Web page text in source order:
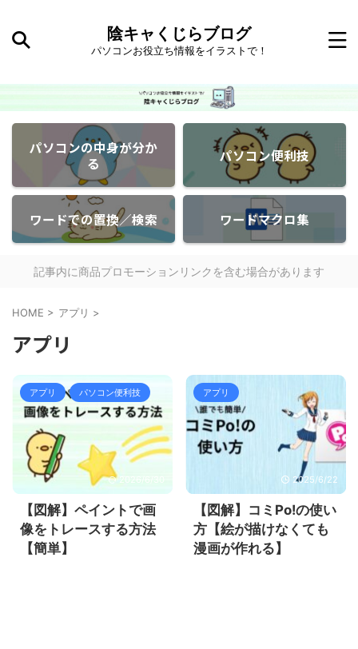
陰キャくじらブログ
パソコンお役立ち情報をイラストで！
パソコンの中身が分か
る
パソコン便利技
ワードでの置換／検索 ワードマクロ集
記事内に商品プロモーションリンクを含む場合があります
HOME > アプリ >
アプリ
アプリ パソコン便利技
2026/6/30
【図解】ペイントで画
像をトレースする方法
【簡単】
アプリ
2025/6/22
【図解】コミPo!の使い
方【絵が描けなくても
漫画が作れる】